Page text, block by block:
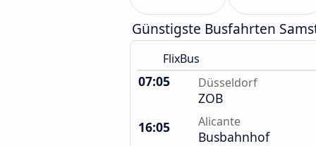
Günstigste Busfahrten
FlixBus
07:05 Düsseldorf
ZOB
16:05
Alicante
Busbahnhof